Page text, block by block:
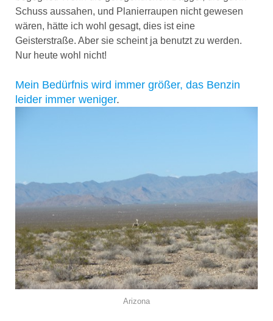
Schuss aussahen, und Planierraupen nicht gewesen
wären, hätte ich wohl gesagt, dies ist eine
Geisterstraße. Aber sie scheint ja benutzt zu werden.
Nur heute wohl nicht!
Mein Bedürfnis wird immer größer, das Benzin
leider immer weniger.
Arizona